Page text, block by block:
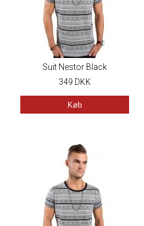
Suit Nestor Black
349 DKK
Køb